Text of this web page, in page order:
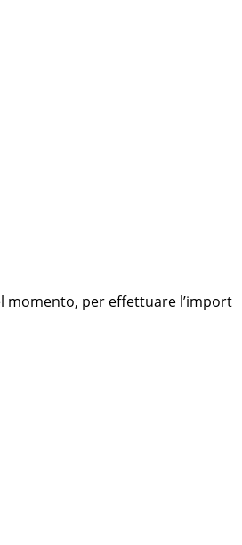
momento, per effettuare l’import